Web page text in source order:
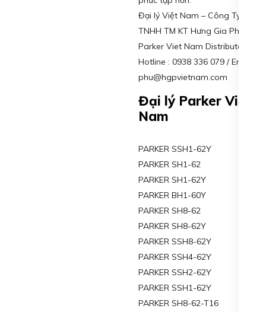
Đại lý Việt Nam – Công Ty
TNHH TM KT Hưng Gia Phát
Parker Viet Nam Distributor /
Hotline : 0938 336 079 / Email :
phu@hgpvietnam.com
Đại lý Parker Việt
Nam
PARKER SSH1-62Y
PARKER SH1-62
PARKER SH1-62Y
PARKER BH1-60Y
PARKER SH8-62
PARKER SH8-62Y
PARKER SSH8-62Y
PARKER SSH4-62Y
PARKER SSH2-62Y
PARKER SSH1-62Y
PARKER SH8-62-T16